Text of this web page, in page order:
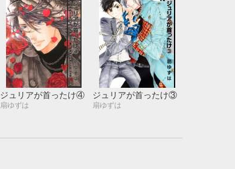
ジュリアが首ったけ④
扇ゆずは
ジュリアが首ったけ③
扇ゆずは